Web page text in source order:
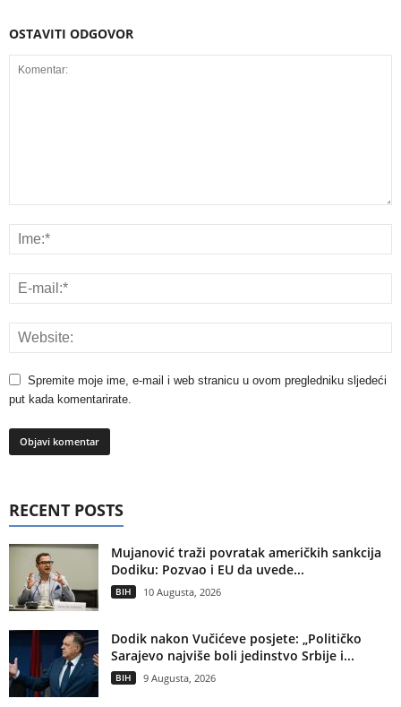
OSTAVITI ODGOVOR
Spremite moje ime, e-mail i web stranicu u ovom pregledniku sljedeći
put kada komentarirate.
RECENT POSTS
Mujanović traži povratak američkih sankcija
Dodiku: Pozvao i EU da uvede...
BIH 10 Augusta, 2026
Dodik nakon Vučićeve posjete: „Političko
Sarajevo najviše boli jedinstvo Srbije i...
BIH 9 Augusta, 2026